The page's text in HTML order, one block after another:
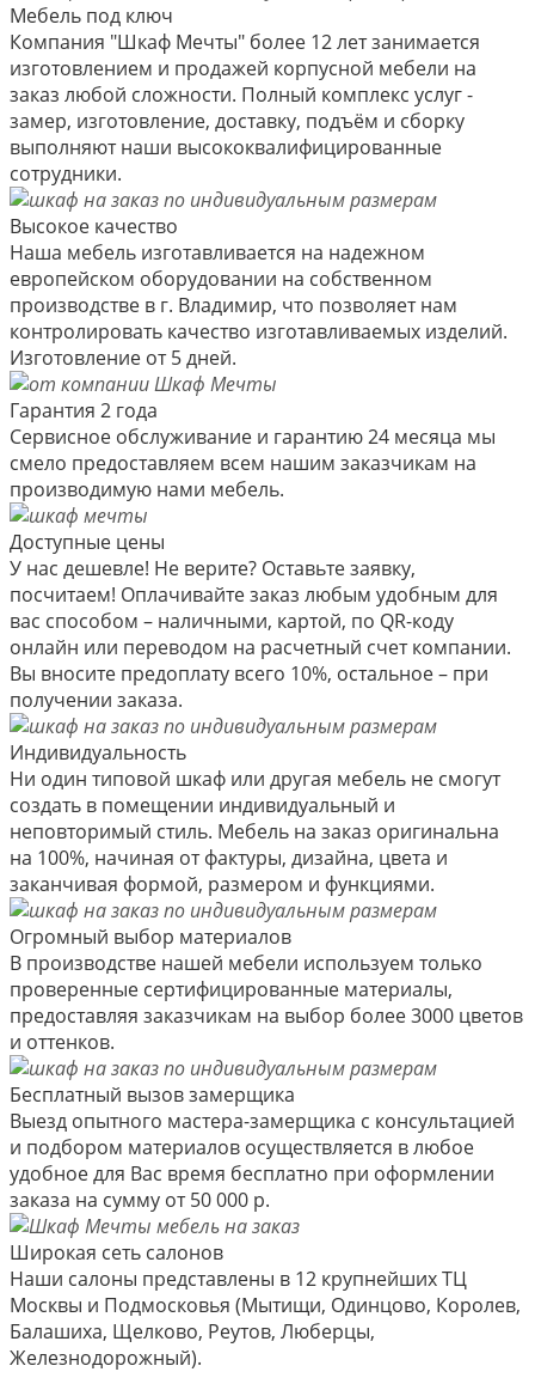
Мебель под ключ
Компания "Шкаф Мечты" более 12 лет занимается
изготовлением и продажей корпусной мебели на
заказ любой сложности. Полный комплекс услуг -
замер, изготовление, доставку, подъём и сборку
выполняют наши высококвалифицированные
сотрудники.
Высокое качество
Наша мебель изготавливается на надежном
европейском оборудовании на собственном
производстве в г. Владимир, что позволяет нам
контролировать качество изготавливаемых изделий.
Изготовление от 5 дней.
Гарантия 2 года
Сервисное обслуживание и гарантию 24 месяца мы
смело предоставляем всем нашим заказчикам на
производимую нами мебель.
Доступные цены
У нас дешевле! Не верите? Оставьте заявку,
посчитаем! Оплачивайте заказ любым удобным для
вас способом – наличными, картой, по QR-коду
онлайн или переводом на расчетный счет компании.
Вы вносите предоплату всего 10%, остальное – при
получении заказа.
Индивидуальность
Ни один типовой шкаф или другая мебель не смогут
создать в помещении индивидуальный и
неповторимый стиль. Мебель на заказ оригинальна
на 100%, начиная от фактуры, дизайна, цвета и
заканчивая формой, размером и функциями.
Огромный выбор материалов
В производстве нашей мебели используем только
проверенные сертифицированные материалы,
предоставляя заказчикам на выбор более 3000 цветов
и оттенков.
Бесплатный вызов замерщика
Выезд опытного мастера-замерщика с консультацией
и подбором материалов осуществляется в любое
удобное для Вас время бесплатно при оформлении
заказа на сумму от 50 000 р.
Широкая сеть салонов
Наши салоны представлены в 12 крупнейших ТЦ
Москвы и Подмосковья (Мытищи, Одинцово, Королев,
Балашиха, Щелково, Реутов, Люберцы,
Железнодорожный).